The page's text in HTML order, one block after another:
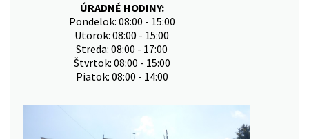
ÚRADNÉ HODINY:
Pondelok: 08:00 - 15:00
Utorok: 08:00 - 15:00
Streda: 08:00 - 17:00
Štvrtok: 08:00 - 15:00
Piatok: 08:00 - 14:00